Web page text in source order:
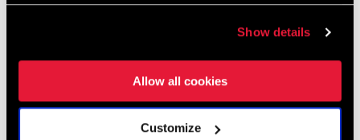
Show details
Allow all cookies
Customize
Afficher toutes les langues disponibles